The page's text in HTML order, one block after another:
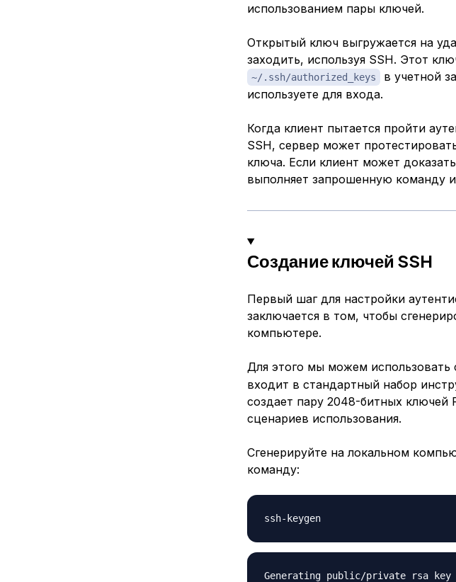
использованием пары ключей.
Открытый ключ выгружается на
заходить, используя SSH. Этот
~/.ssh/authorized_keys
в учетной
используете для входа.
Когда клиент пытается пройти
SSH, сервер может
ключа. Если клиент может
выполняет запрошенную команду
Создание ключей SSH
Первый шаг для настройки
заключается в том, чтобы
компьютере.
Для этого мы можем использовать
входит в стандартный набор
создает пару 2048-битных ключей
сценариев использования.
Сгенерируйте на локальном
команду:
ssh-keygen
Generating public/private rsa